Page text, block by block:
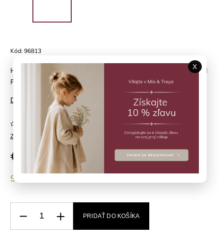
Kód: 96813
Hrkálka a hryzátko z prírodnej gumy - Medvedík čistotný TIKIRI
Forest
Detailné informácie
Značka: TIKIRI
Neohodnotené
€14,90
SKLADOM
PRIDAŤ DO KOŠÍKA
X